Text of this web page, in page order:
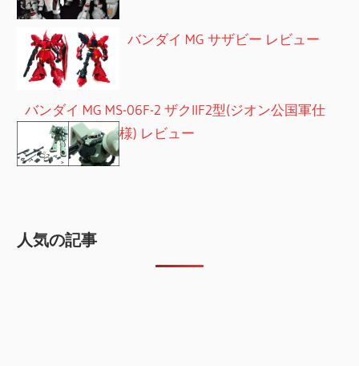
バンダイ MG サザビー レビュー
バンダイ MG MS-06F-2 ザクIIF2型(ジオン公国軍仕
様) レビュー
人気の記事